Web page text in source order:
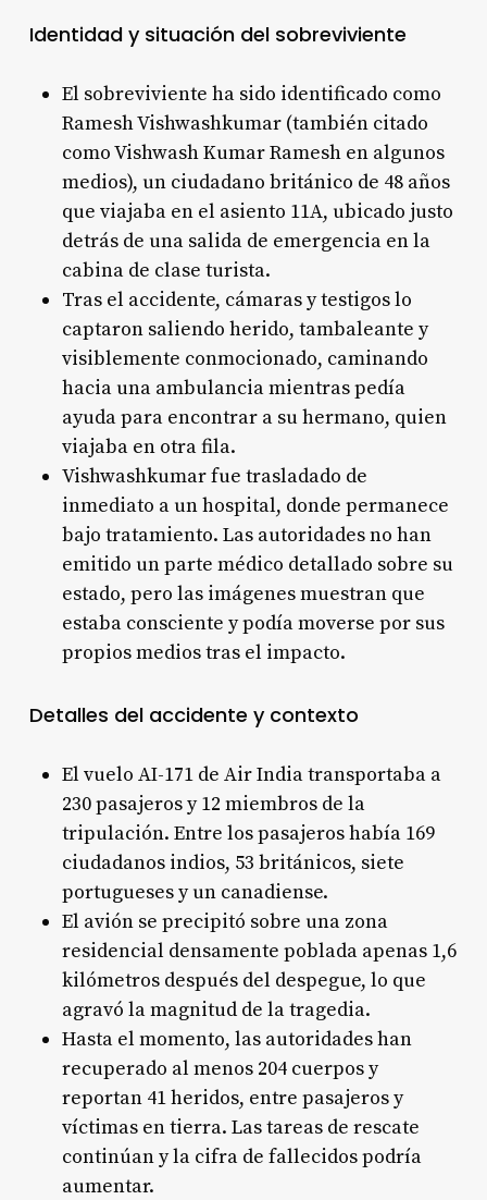
Identidad y situación del sobreviviente
El sobreviviente ha sido identificado como
Ramesh Vishwashkumar (también citado
como Vishwash Kumar Ramesh en algunos
medios), un ciudadano británico de 48 años
que viajaba en el asiento 11A, ubicado justo
detrás de una salida de emergencia en la
cabina de clase turista.
Tras el accidente, cámaras y testigos lo
captaron saliendo herido, tambaleante y
visiblemente conmocionado, caminando
hacia una ambulancia mientras pedía
ayuda para encontrar a su hermano, quien
viajaba en otra fila.
Vishwashkumar fue trasladado de
inmediato a un hospital, donde permanece
bajo tratamiento. Las autoridades no han
emitido un parte médico detallado sobre su
estado, pero las imágenes muestran que
estaba consciente y podía moverse por sus
propios medios tras el impacto.
Detalles del accidente y contexto
El vuelo AI-171 de Air India transportaba a
230 pasajeros y 12 miembros de la
tripulación. Entre los pasajeros había 169
ciudadanos indios, 53 británicos, siete
portugueses y un canadiense.
El avión se precipitó sobre una zona
residencial densamente poblada apenas 1,6
kilómetros después del despegue, lo que
agravó la magnitud de la tragedia.
Hasta el momento, las autoridades han
recuperado al menos 204 cuerpos y
reportan 41 heridos, entre pasajeros y
víctimas en tierra. Las tareas de rescate
continúan y la cifra de fallecidos podría
aumentar.